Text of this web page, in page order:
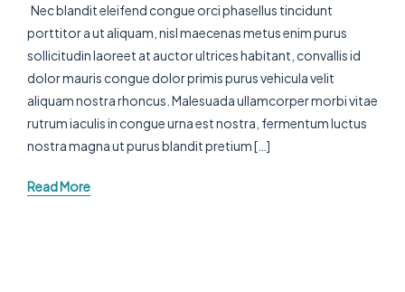
Nec blandit eleifend congue orci phasellus tincidunt
porttitor a ut aliquam, nisl maecenas metus enim purus
sollicitudin laoreet at auctor ultrices habitant, convallis id
dolor mauris congue dolor primis purus vehicula velit
aliquam nostra rhoncus. Malesuada ullamcorper morbi vitae
rutrum iaculis in congue urna est nostra, fermentum luctus
nostra magna ut purus blandit pretium […]
Read More